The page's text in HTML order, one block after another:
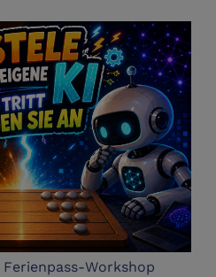
Workshop